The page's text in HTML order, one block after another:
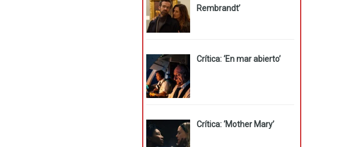
Rembrandt’
Crítica: ‘En mar abierto’
Crítica: ‘Mother Mary’